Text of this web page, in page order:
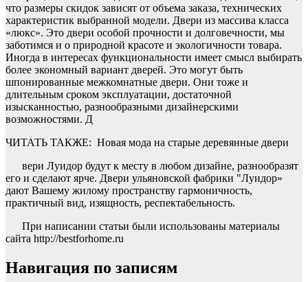
что размеры скидок зависят от объема заказа, технических
характеристик выбранной модели. Двери из массива класса
«люкс». Это двери особой прочности и долговечности, мы
заботимся и о природной красоте и экологичности товара.
Иногда в интересах функциональности имеет смысл выбирать
более экономный вариант дверей. Это могут быть
шпонированные межкомнатные двери. Они тоже и
длительным сроком эксплуатации, достаточной
изысканностью, разнообразными дизайнерскими
возможностями. Д
ЧИТАТЬ ТАКЖЕ: Новая мода на старые деревянные двери
вери Луидор будут к месту в любом дизайне, разнообразят
его и сделают ярче. Двери ульяновской фабрики "Луидор»
дают Вашему жилому пространству гармоничность,
практичный вид, изящность, респектабельность.
При написании статьи были использованы материалы
сайта http://bestforhome.ru
Навигация по записям